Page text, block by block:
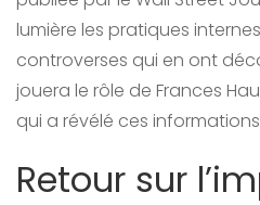
lumière les pratiques
controverses qui en ont
jouera le rôle de Frances
qui a révélé ces
Retour sur